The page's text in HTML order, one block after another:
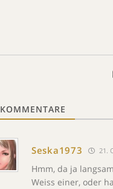
KOMMENTARE
Seska1973 21.
Hmm, da ja
Weiss einer, oder